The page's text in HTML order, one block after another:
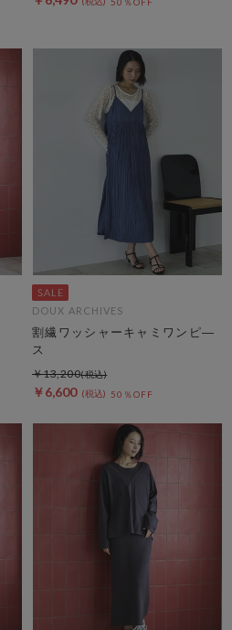
DOUX ARCHIVES
割繊ワッシャーキャミワンピ―
ス
￥6,600 50％OFF
￥13,200